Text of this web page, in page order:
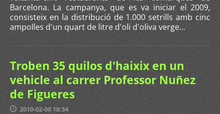
Barcelona. La campanya, que es va iniciar el 2009,
consisteix en la distribució de 1.000 setrills amb cinc
ampolles d'un quart de litre d'oli d'oliva verge...
Troben 35 quilos d'haixix en un
vehicle al carrer Professor Nuñez
de Figueres
2010-02-08 18:34